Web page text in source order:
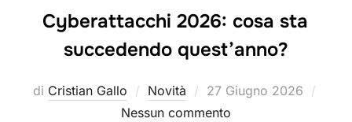
Cyberattacchi 2026: cosa sta
succedendo quest’anno?
di Cristian Gallo Novità
Pubblicato
il
27 Giugno 2026
Nessun commento